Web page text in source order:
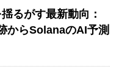
るがす最新動向：
からSolanaのAI予測